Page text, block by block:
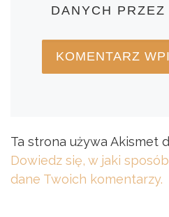
DANYCH
Ta strona używa Akismet
Dowiedz się, w jaki
dane Twoich komentarzy.